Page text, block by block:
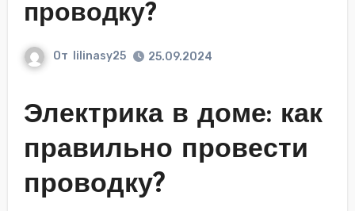
проводку?
От lilinasy25 25.09.2024
Электрика в доме: как
правильно провести
проводку?